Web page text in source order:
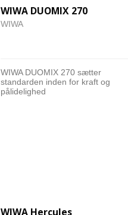
WIWA DUOMIX 270
WIWA
WIWA DUOMIX 270 sætter
standarden inden for kraft og
pålidelighed
WIWA Hercules